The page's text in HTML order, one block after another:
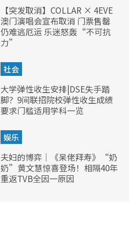
【突发取消】COLLAR × 4EVE
澳门演唱会宣布取消 门票售罄
仍难逃厄运 乐迷怒轰“不可抗
力”
社会
大学弹性收生安排|DSE失手踏
脚？9间联招院校弹性收生成绩
要求门槛适用学科一览
娱乐
夫妇的博弈｜《呆佬拜寿》“奶
奶”黄文慧惊喜登场！相隔40年
重返TVB全因一原因